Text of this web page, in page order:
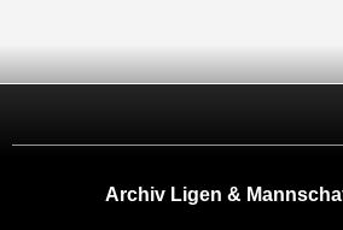
Archiv Ligen &